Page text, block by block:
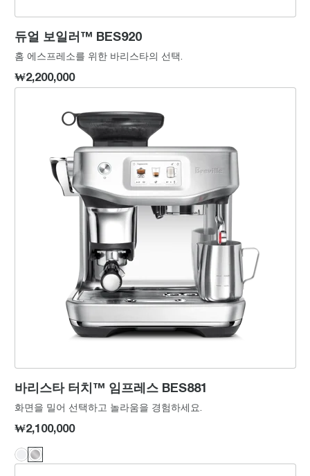
듀얼 보일러™ BES920
홈 에스프레소를 위한 바리스타의 선택.
₩2,200,000
바리스타 터치™ 임프레스 BES881
화면을 밀어 선택하고 놀라움을 경험하세요.
₩2,100,000